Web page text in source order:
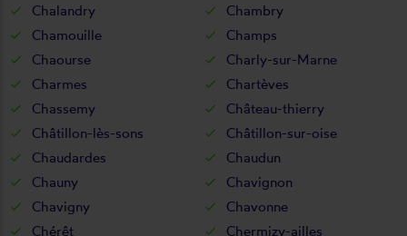
Chalandry
Chambry
Chamouille
Champs
Chaourse
Charly-sur-Marne
Charmes
Chartèves
Chassemy
Château-thierry
Châtillon-lès-sons
Châtillon-sur-oise
Chaudardes
Chaudun
Chauny
Chavignon
Chavigny
Chavonne
Chérêt
Chermizy-ailles